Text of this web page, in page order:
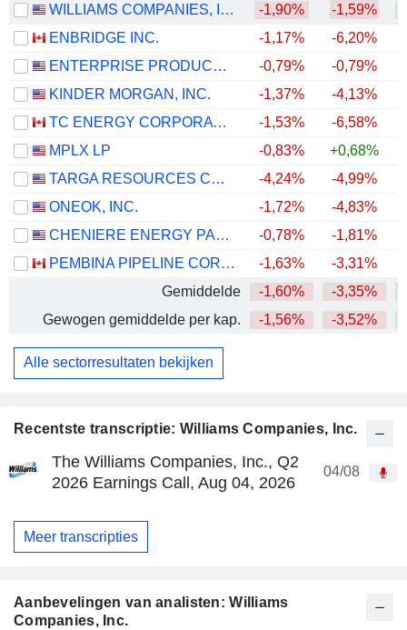
Recentste transcriptie: Williams Companies, Inc.
The Williams Companies, Inc., Q2
2026 Earnings Call, Aug 04, 2026
04/08
Meer transcripties
Aanbevelingen van analisten: Williams
Companies, Inc.
WILLIAMS COMPANIES, INC. -1,90% -1,59%
ENBRIDGE INC.
-1,17% -6,20%
ENTERPRISE PRODUCTS PARTNERS L.P.
-0,79% -0,79%
KINDER MORGAN, INC.
-1,37% -4,13%
TC ENERGY CORPORATION
-1,53% -6,58%
MPLX LP
-0,83% +0,68%
TARGA RESOURCES CORP.
-4,24% -4,99%
ONEOK, INC.
-1,72% -4,83%
CHENIERE ENERGY PARTNERS, L.P.
-0,78% -1,81%
PEMBINA PIPELINE CORPORATION
-1,63% -3,31%
Gemiddelde
-1,60% -3,35%
Gewogen gemiddelde per kap.
-1,56% -3,52%
Alle sectorresultaten bekijken